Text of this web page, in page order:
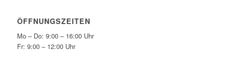
ÖFFNUNGSZEITEN
Mo – Do: 9:00 – 16:00 Uhr
Fr: 9:00 – 12:00 Uhr